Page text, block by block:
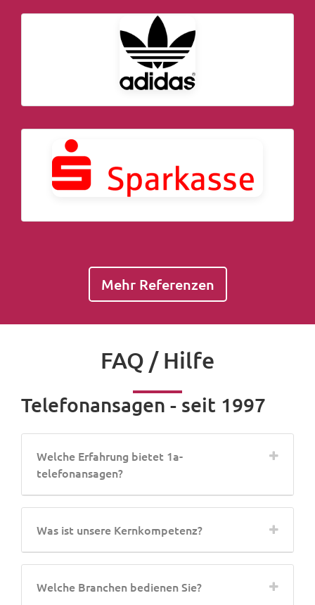
Mehr Referenzen
FAQ / Hilfe
Telefonansagen - seit 1997
Welche Erfahrung bietet 1a-
telefonansagen?
Was ist unsere Kernkompetenz?
Welche Branchen bedienen Sie?